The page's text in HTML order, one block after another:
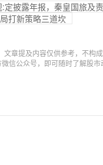
:定披露年报，秦皇国旅及
打新策略三道坎
章提及内容仅供参考，不构
信公众号，即可随时了解股